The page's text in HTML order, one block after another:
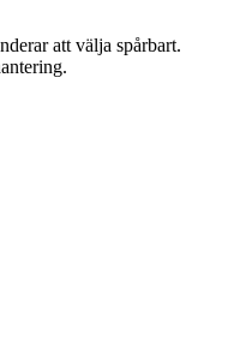
att välja spårbart.